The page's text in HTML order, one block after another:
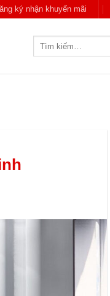
ký nhận khuyến mãi